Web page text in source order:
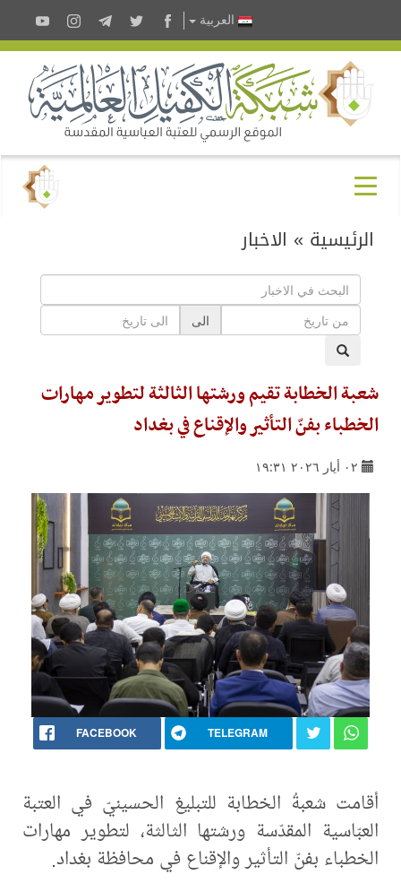
العربية
الرئيسية » الاخبار
الى
شعبة الخطابة تقيم ورشتها الثالثة لتطوير مهارات
الخطباء بفنّ التأثير والإقناع في بغداد
٠٢ أيار ٢٠٢٦ ١٩:٣١
FACEBOOK TELEGRAM
أقامت شعبةُ الخطابة للتبليغ الحسينيّ في العتبة
العبّاسية المقدّسة ورشتها الثالثة، لتطوير مهارات
الخطباء بفنّ التأثير والإقناع في محافظة بغداد.